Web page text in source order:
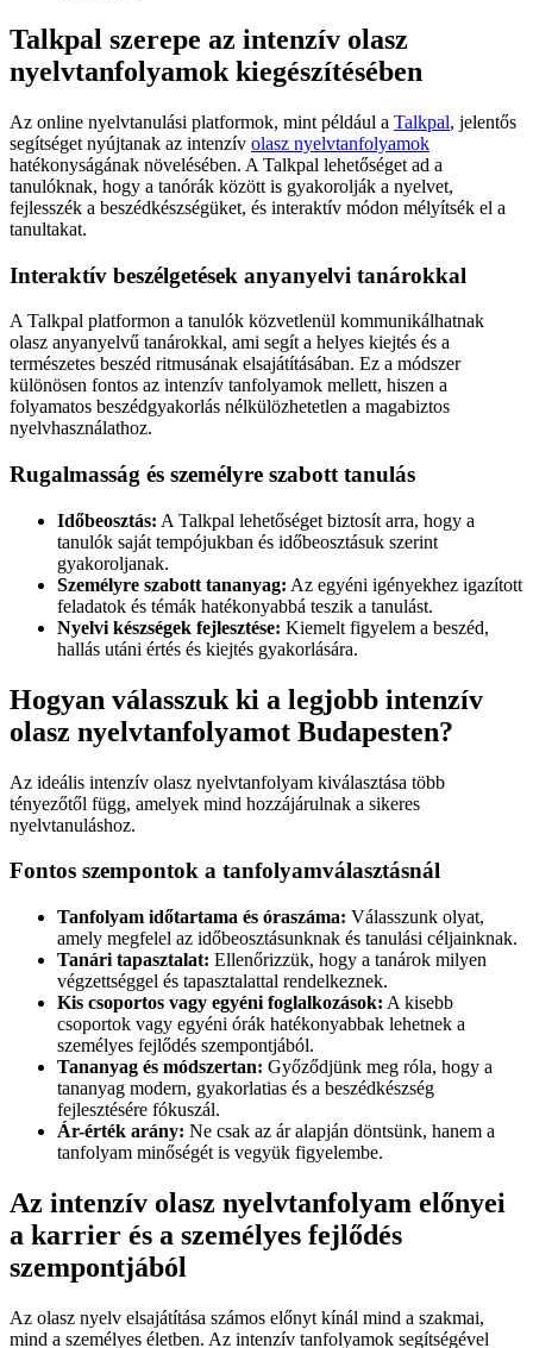
Talkpal szerepe az intenzív olasz
nyelvtanfolyamok kiegészítésében
Az online nyelvtanulási platformok, mint például a Talkpal, jelentős
segítséget nyújtanak az intenzív olasz nyelvtanfolyamok
hatékonyságának növelésében. A Talkpal lehetőséget ad a
tanulóknak, hogy a tanórák között is gyakorolják a nyelvet,
fejlesszék a beszédkészségüket, és interaktív módon mélyítsék el a
tanultakat.
Interaktív beszélgetések anyanyelvi tanárokkal
A Talkpal platformon a tanulók közvetlenül kommunikálhatnak
olasz anyanyelvű tanárokkal, ami segít a helyes kiejtés és a
természetes beszéd ritmusának elsajátításában. Ez a módszer
különösen fontos az intenzív tanfolyamok mellett, hiszen a
folyamatos beszédgyakorlás nélkülözhetetlen a magabiztos
nyelvhasználathoz.
Rugalmasság és személyre szabott tanulás
Időbeosztás: A Talkpal lehetőséget biztosít arra, hogy a
tanulók saját tempójukban és időbeosztásuk szerint
gyakoroljanak.
Személyre szabott tananyag: Az egyéni igényekhez igazított
feladatok és témák hatékonyabbá teszik a tanulást.
Nyelvi készségek fejlesztése: Kiemelt figyelem a beszéd,
hallás utáni értés és kiejtés gyakorlására.
Hogyan válasszuk ki a legjobb intenzív
olasz nyelvtanfolyamot Budapesten?
Az ideális intenzív olasz nyelvtanfolyam kiválasztása több
tényezőtől függ, amelyek mind hozzájárulnak a sikeres
nyelvtanuláshoz.
Fontos szempontok a tanfolyamválasztásnál
Tanfolyam időtartama és óraszáma: Válasszunk olyat,
amely megfelel az időbeosztásunknak és tanulási céljainknak.
Tanári tapasztalat: Ellenőrizzük, hogy a tanárok milyen
végzettséggel és tapasztalattal rendelkeznek.
Kis csoportos vagy egyéni foglalkozások: A kisebb
csoportok vagy egyéni órák hatékonyabbak lehetnek a
személyes fejlődés szempontjából.
Tananyag és módszertan: Győződjünk meg róla, hogy a
tananyag modern, gyakorlatias és a beszédkészség
fejlesztésére fókuszál.
Ár-érték arány: Ne csak az ár alapján döntsünk, hanem a
tanfolyam minőségét is vegyük figyelembe.
Az intenzív olasz nyelvtanfolyam előnyei
a karrier és a személyes fejlődés
szempontjából
Az olasz nyelv elsajátítása számos előnyt kínál mind a szakmai,
mind a személyes életben. Az intenzív tanfolyamok segítségével